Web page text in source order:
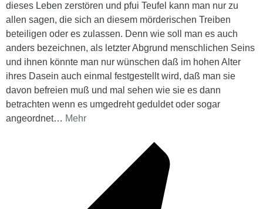
dieses Leben zerstören und pfui Teufel kann man nur zu
allen sagen, die sich an diesem mörderischen Treiben
beteiligen oder es zulassen. Denn wie soll man es auch
anders bezeichnen, als letzter Abgrund menschlichen Seins
und ihnen könnte man nur wünschen daß im hohen Alter
ihres Dasein auch einmal festgestellt wird, daß man sie
davon befreien muß und mal sehen wie sie es dann
betrachten wenn es umgedreht geduldet oder sogar
angeordnet… Mehr